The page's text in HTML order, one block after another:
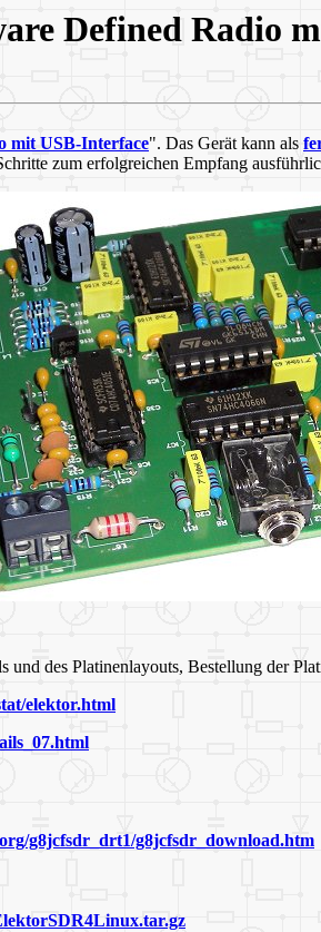
Defined Radio
mit USB-Interface". Das Gerät kann als
zum erfolgreichen Empfang
des Platinenlayouts, Bestellung der
elektor.html
g8jcfsdr_drt1/g8jcfsdr_download.htm